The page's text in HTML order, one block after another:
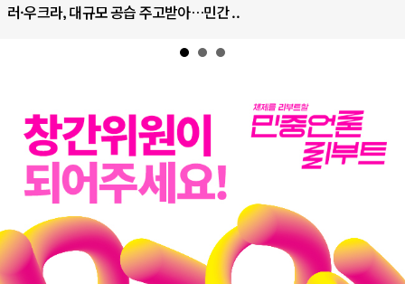
러·우크라, 대규모 공습 주고받아…민간 ..